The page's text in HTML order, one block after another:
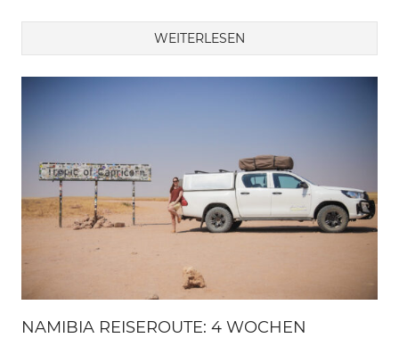
WEITERLESEN
NAMIBIA REISEROUTE: 4 WOCHEN